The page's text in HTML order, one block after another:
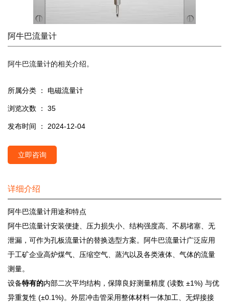
阿牛巴流量计
阿牛巴流量计的相关介绍。
所属分类 ： 电磁流量计
浏览次数 ： 35
发布时间 ： 2024-12-04
立即咨询
详细介绍
阿牛巴流量计用途和特点
阿牛巴流量计安装便捷、压力损失小、结构强度高、不易堵塞、无
泄漏，可作为孔板流量计的替换选型方案。阿牛巴流量计广泛应用
于工矿企业高炉煤气、压缩空气、蒸汽以及各类液体、气体的流量
测量。
设备特有的内部二次平均结构，保障良好测量精度 (读数 ±1%) 与优
异重复性 (±0.1%)。外层冲击管采用整体材料一体加工、无焊接接